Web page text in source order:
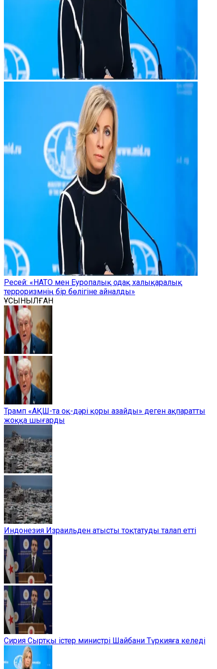
Ресей: «НАТО мен Еуропалық одақ халықаралық
терроризмнің бір бөлігіне айналды»
ҰСЫНЫЛҒАН
Трамп «АҚШ-та оқ-дәрі қоры азайды» деген ақпаратты
жоққа шығарды
Индонезия Израильден атысты тоқтатуды талап етті
Сирия Сыртқы істер министрі Шайбани Түркияға келеді